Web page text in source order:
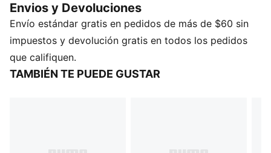
declaración de estilo casual.
CARACTERÍSTICAS Y BENEFICIOS
Producto fabricado con al menos un 50% de
materiales reciclados
DETALLES
Envios y Devoluciones
Envío estándar gratis en pedidos de más de $60 sin
impuestos y devolución gratis en todos los pedidos
que califiquen.
TAMBIÉN TE PUEDE GUSTAR